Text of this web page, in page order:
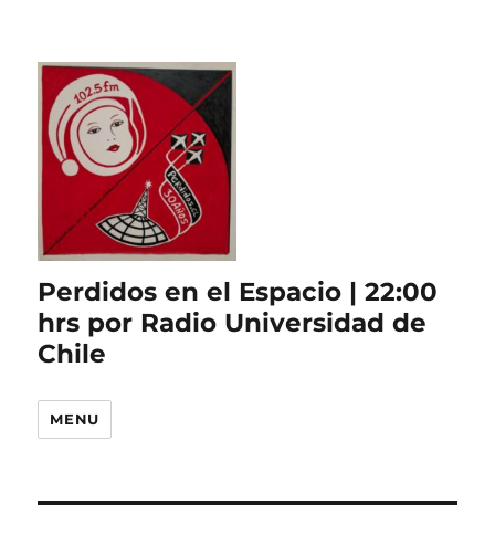
Perdidos en el Espacio | 22:00
hrs por Radio Universidad de
Chile
MENU